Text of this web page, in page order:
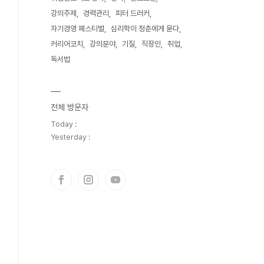
강의주제
경력관리
피터 드러커
자기경영 페스티벌
심리학이 청춘에게 묻다
커리어코치
강의분야 기질 직장인
취업
독서법
전체 방문자
Today :
Yesterday :